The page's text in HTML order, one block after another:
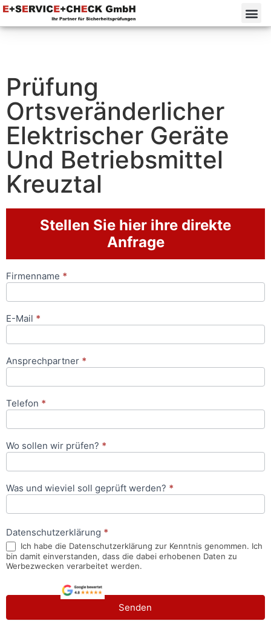
Prüfung
Ortsveränderlicher
Elektrischer Geräte
Und Betriebsmittel
Kreuztal
Stellen Sie hier ihre direkte
Anfrage
Anfrageformular
Firmenname *
E-Mail *
Ansprechpartner *
Telefon *
Wo sollen wir prüfen? *
Was und wieviel soll geprüft werden? *
Datenschutzerklärung *
Ich habe die Datenschutzerklärung zur Kenntnis genommen. Ich
bin damit einverstanden, dass die dabei erhobenen Daten zu
Werbezwecken verarbeitet werden.
Senden